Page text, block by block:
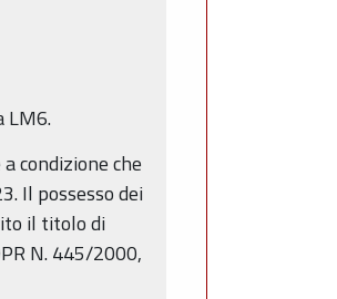
LM6.
condizione che
Il possesso dei
il titolo di
N. 445/2000,